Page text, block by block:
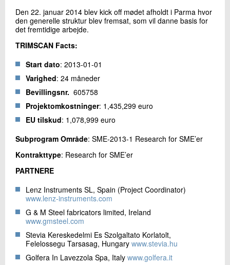
Den 22. januar 2014 blev kick off mødet afholdt i Parma hvor
den generelle struktur blev fremsat, som vil danne basis for
det fremtidige arbejde.
TRIMSCAN Facts:
Start dato: 2013‐01‐01
Varighed: 24 måneder
Bevillingsnr. 605758
Projektomkostninger: 1,435,299 euro
EU tilskud: 1,078,999 euro
Subprogram Område: SME‐2013‐1 Research for SME’er
Kontrakttype: Research for SME’er
PARTNERE
Lenz Instruments SL, Spain (Project Coordinator)
www.lenz‐instruments.com
G & M Steel fabricators limited, Ireland
www.gmsteel.com
Stevia Kereskedelmi Es Szolgaltato Korlatolt,
Felelossegu Tarsasag, Hungary www.stevia.hu
Golfera In Lavezzola Spa, Italy www.golfera.it